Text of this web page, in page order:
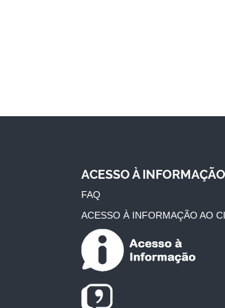
ACESSO À INFORMAÇÃO
FAQ
ACESSO À INFORMAÇÃO AO